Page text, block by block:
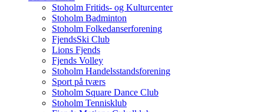
Stoholm Fritids- og Kulturcenter
Stoholm Badminton
Stoholm Folkedanserforening
FjendsSki Club
Lions Fjends
Fjends Volley
Stoholm Handelsstandsforening
Sport på tværs
Stoholm Square Dance Club
Stoholm Tennisklub